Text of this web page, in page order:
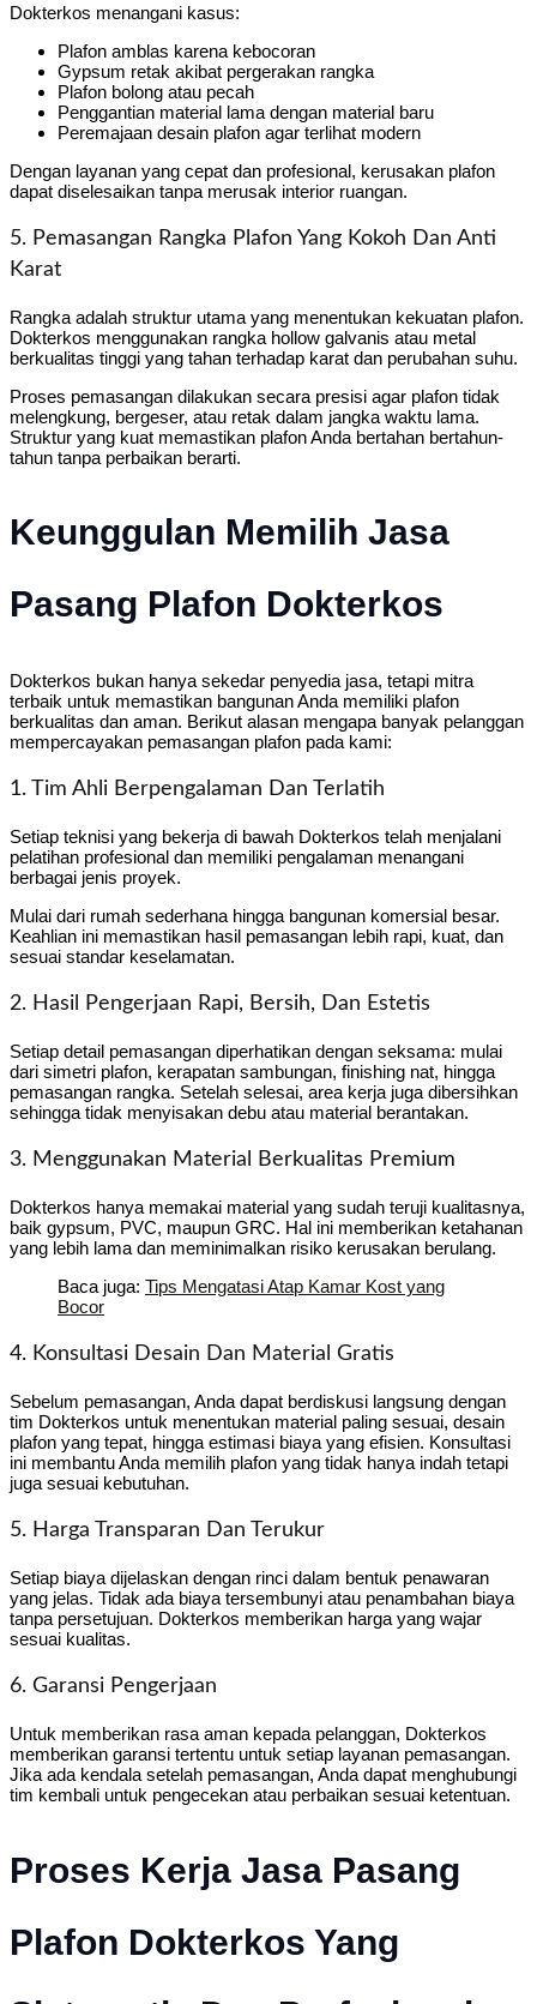
Dokterkos menangani kasus:
Plafon amblas karena kebocoran
Gypsum retak akibat pergerakan rangka
Plafon bolong atau pecah
Penggantian material lama dengan material baru
Peremajaan desain plafon agar terlihat modern
Dengan layanan yang cepat dan profesional, kerusakan plafon
dapat diselesaikan tanpa merusak interior ruangan.
5. Pemasangan Rangka Plafon Yang Kokoh Dan Anti
Karat
Rangka adalah struktur utama yang menentukan kekuatan plafon.
Dokterkos menggunakan rangka hollow galvanis atau metal
berkualitas tinggi yang tahan terhadap karat dan perubahan suhu.
Proses pemasangan dilakukan secara presisi agar plafon tidak
melengkung, bergeser, atau retak dalam jangka waktu lama.
Struktur yang kuat memastikan plafon Anda bertahan bertahun-
tahun tanpa perbaikan berarti.
Keunggulan Memilih Jasa
Pasang Plafon Dokterkos
Dokterkos bukan hanya sekedar penyedia jasa, tetapi mitra
terbaik untuk memastikan bangunan Anda memiliki plafon
berkualitas dan aman. Berikut alasan mengapa banyak pelanggan
mempercayakan pemasangan plafon pada kami:
1. Tim Ahli Berpengalaman Dan Terlatih
Setiap teknisi yang bekerja di bawah Dokterkos telah menjalani
pelatihan profesional dan memiliki pengalaman menangani
berbagai jenis proyek.
Mulai dari rumah sederhana hingga bangunan komersial besar.
Keahlian ini memastikan hasil pemasangan lebih rapi, kuat, dan
sesuai standar keselamatan.
2. Hasil Pengerjaan Rapi, Bersih, Dan Estetis
Setiap detail pemasangan diperhatikan dengan seksama: mulai
dari simetri plafon, kerapatan sambungan, finishing nat, hingga
pemasangan rangka. Setelah selesai, area kerja juga dibersihkan
sehingga tidak menyisakan debu atau material berantakan.
3. Menggunakan Material Berkualitas Premium
Dokterkos hanya memakai material yang sudah teruji kualitasnya,
baik gypsum, PVC, maupun GRC. Hal ini memberikan ketahanan
yang lebih lama dan meminimalkan risiko kerusakan berulang.
Baca juga: Tips Mengatasi Atap Kamar Kost yang
Bocor
4. Konsultasi Desain Dan Material Gratis
Sebelum pemasangan, Anda dapat berdiskusi langsung dengan
tim Dokterkos untuk menentukan material paling sesuai, desain
plafon yang tepat, hingga estimasi biaya yang efisien. Konsultasi
ini membantu Anda memilih plafon yang tidak hanya indah tetapi
juga sesuai kebutuhan.
5. Harga Transparan Dan Terukur
Setiap biaya dijelaskan dengan rinci dalam bentuk penawaran
yang jelas. Tidak ada biaya tersembunyi atau penambahan biaya
tanpa persetujuan. Dokterkos memberikan harga yang wajar
sesuai kualitas.
6. Garansi Pengerjaan
Untuk memberikan rasa aman kepada pelanggan, Dokterkos
memberikan garansi tertentu untuk setiap layanan pemasangan.
Jika ada kendala setelah pemasangan, Anda dapat menghubungi
tim kembali untuk pengecekan atau perbaikan sesuai ketentuan.
Proses Kerja Jasa Pasang
Plafon Dokterkos Yang